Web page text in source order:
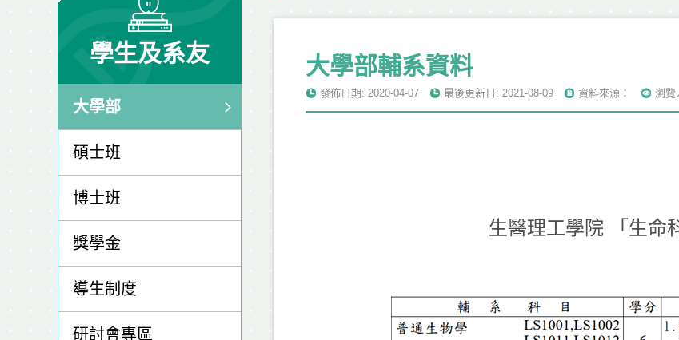
學生及系友
大學部
碩士班
博士班
獎學金
導生制度
研討會專區
大學部輔系資料
發佈日期: 2020-04-07 最後更新日: 2021-08-09 資料來源： 瀏覽
生醫理工學院 「生命